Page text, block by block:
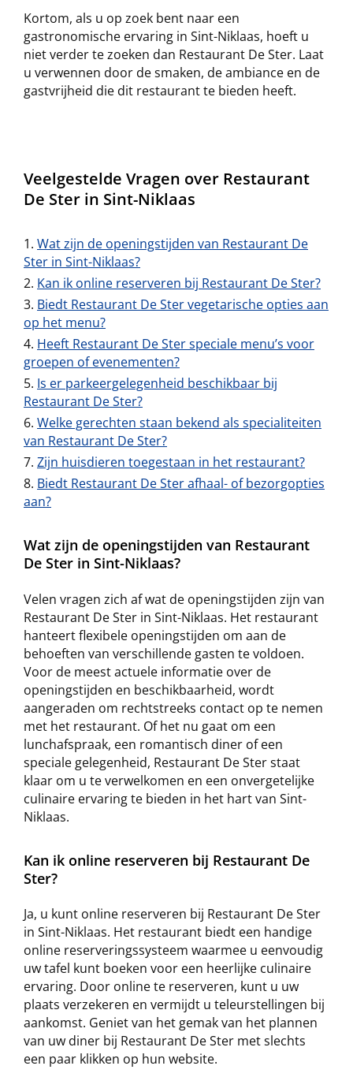
Kortom, als u op zoek bent naar een
gastronomische ervaring in Sint-Niklaas, hoeft u
niet verder te zoeken dan Restaurant De Ster. Laat
u verwennen door de smaken, de ambiance en de
gastvrijheid die dit restaurant te bieden heeft.
Veelgestelde Vragen over Restaurant
De Ster in Sint-Niklaas
Wat zijn de openingstijden van Restaurant De
Ster in Sint-Niklaas?
Kan ik online reserveren bij Restaurant De Ster?
Biedt Restaurant De Ster vegetarische opties aan
op het menu?
Heeft Restaurant De Ster speciale menu’s voor
groepen of evenementen?
Is er parkeergelegenheid beschikbaar bij
Restaurant De Ster?
Welke gerechten staan bekend als specialiteiten
van Restaurant De Ster?
Zijn huisdieren toegestaan in het restaurant?
Biedt Restaurant De Ster afhaal- of bezorgopties
aan?
Wat zijn de openingstijden van Restaurant
De Ster in Sint-Niklaas?
Velen vragen zich af wat de openingstijden zijn van
Restaurant De Ster in Sint-Niklaas. Het restaurant
hanteert flexibele openingstijden om aan de
behoeften van verschillende gasten te voldoen.
Voor de meest actuele informatie over de
openingstijden en beschikbaarheid, wordt
aangeraden om rechtstreeks contact op te nemen
met het restaurant. Of het nu gaat om een
lunchafspraak, een romantisch diner of een
speciale gelegenheid, Restaurant De Ster staat
klaar om u te verwelkomen en een onvergetelijke
culinaire ervaring te bieden in het hart van Sint-
Niklaas.
Kan ik online reserveren bij Restaurant De
Ster?
Ja, u kunt online reserveren bij Restaurant De Ster
in Sint-Niklaas. Het restaurant biedt een handige
online reserveringssysteem waarmee u eenvoudig
uw tafel kunt boeken voor een heerlijke culinaire
ervaring. Door online te reserveren, kunt u uw
plaats verzekeren en vermijdt u teleurstellingen bij
aankomst. Geniet van het gemak van het plannen
van uw diner bij Restaurant De Ster met slechts
een paar klikken op hun website.